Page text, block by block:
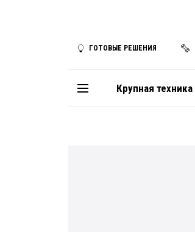
ГОТОВЫЕ РЕШЕНИЯ
Крупная техника